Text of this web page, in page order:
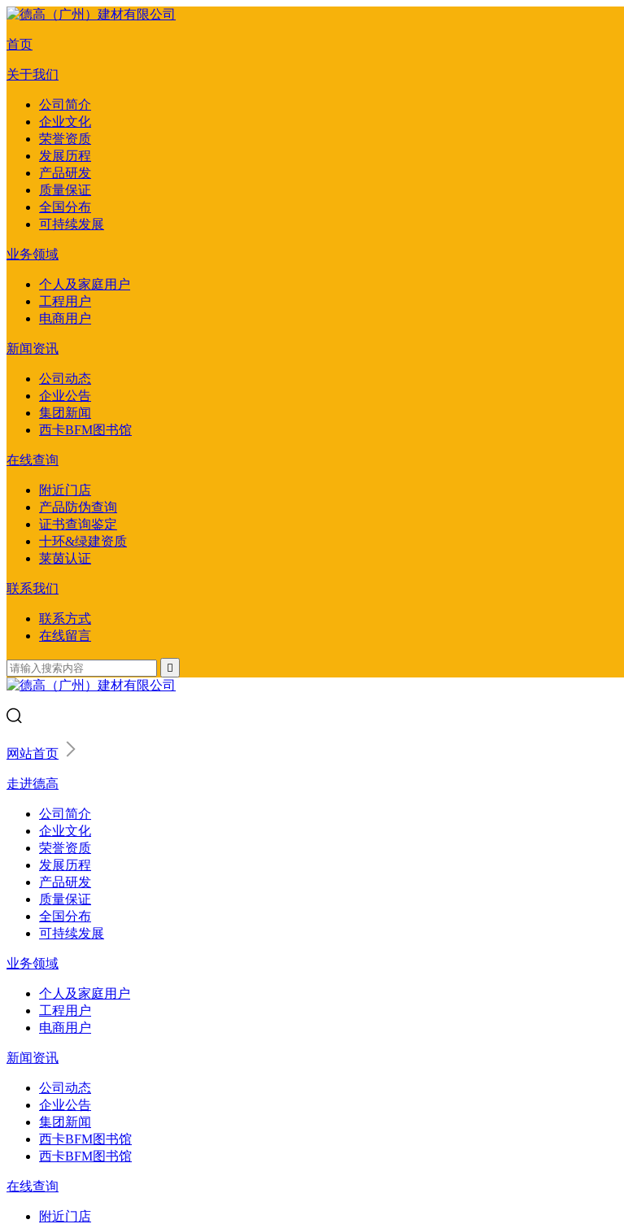
首页
关于我们
公司简介
企业文化
荣誉资质
发展历程
产品研发
质量保证
全国分布
可持续发展
业务领域
个人及家庭用户
工程用户
电商用户
新闻资讯
公司动态
企业公告
集团新闻
西卡BFM图书馆
在线查询
附近门店
产品防伪查询
证书查询鉴定
十环&绿建资质
莱茵认证
联系我们
联系方式
在线留言

网站首页
走进德高
公司简介
企业文化
荣誉资质
发展历程
产品研发
质量保证
全国分布
可持续发展
业务领域
个人及家庭用户
工程用户
电商用户
新闻资讯
公司动态
企业公告
集团新闻
西卡BFM图书馆
西卡BFM图书馆
在线查询
附近门店